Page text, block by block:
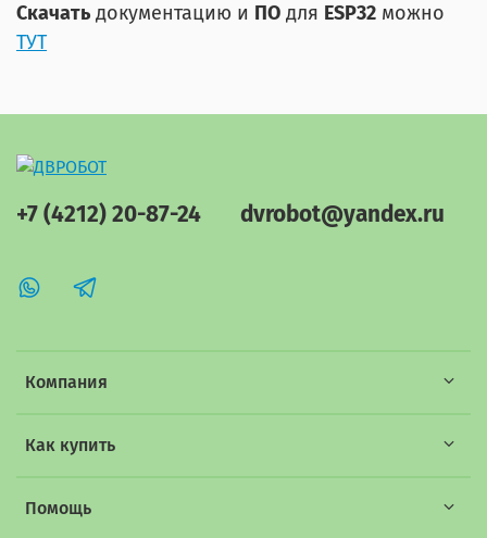
Скачать документацию и ПО для ESP32 можно
ТУТ
Компания
Как купить
Помощь
+7 (4212) 20-87-24 dvrobot@yandex.ru